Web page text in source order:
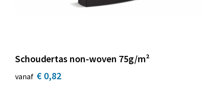
Schoudertas non-woven 75g/m²
vanaf € 0,82